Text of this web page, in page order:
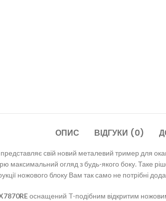
ОПИС ВІДГУКИ (0)
свій новий металевий тример для
максимальний огляд з будь-якого боку. Таке
ножового блоку Вам так само не потрібні
оснащений T-подібним відкритим